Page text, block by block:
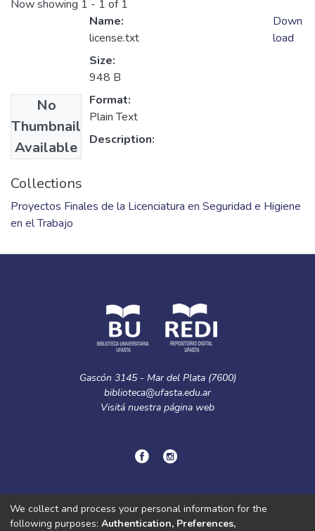
Now showing 1 - 1 of 1
No
Thumbnail
Available
Name:
license.txt
Size:
948 B
Format:
Plain Text
Description:
Down
load
Collections
Proyectos Finales de la Licenciatura en Seguridad e Higiene
en el Trabajo
Gascón 3145 - Mar del Plata (7600)
biblioteca@ufasta.edu.ar
Visitá nuestra página web
© Copyright2024.Política de privacidad.
We collect and process your personal information for the
following purposes: Authentication, Preferences,